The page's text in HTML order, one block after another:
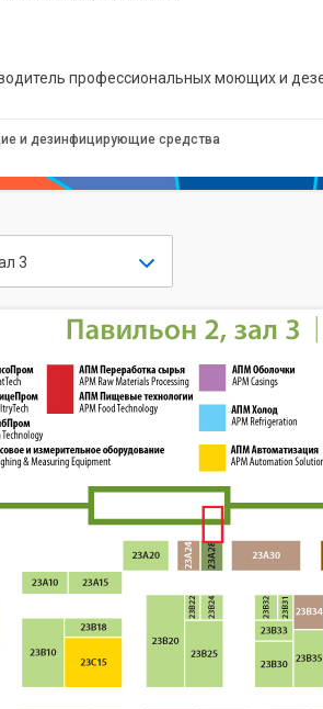
профессиональных моющих и
и дезинфицирующие средства
3